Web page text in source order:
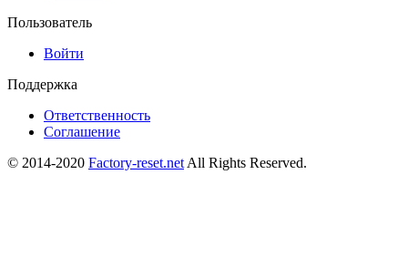
Пользователь
Войти
Поддержка
Ответственность
Соглашение
© 2014-2020 Factory-reset.net All Rights Reserved.